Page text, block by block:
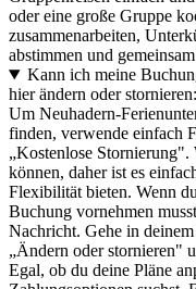
oder eine große Gruppe
zusammenarbeiten,
abstimmen und
Kann ich meine
hier ändern oder
Um Neuhadern-
finden, verwende einfach
„Kostenlose Stornierung".
können, daher ist es
Flexibilität bieten. Wenn
Buchung vornehmen
Nachricht. Gehe in
„Ändern oder stornieren"
Egal, ob du deine Pläne